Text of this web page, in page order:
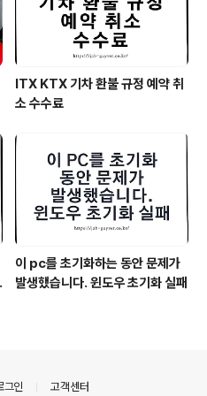
ITX KTX 기차 환불 규정 예약 취
소 수수료
이 pc를 초기화하는 동안 문제가
발생했습니다. 윈도우 초기화 실패
그인 고객센터